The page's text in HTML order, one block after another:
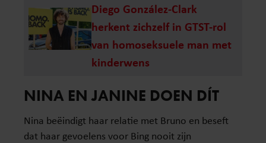
Diego González-Clark
herkent zichzelf in GTST-rol
van homoseksuele man met
kinderwens
NINA EN JANINE DOEN DÍT
Nina beëindigt haar relatie met Bruno en beseft
dat haar gevoelens voor Bing nooit zijn